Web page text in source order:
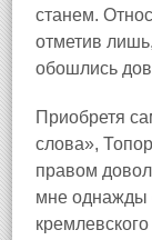
станем.
отметив
обошлись
Приобретя
слова»,
правом
мне однажды